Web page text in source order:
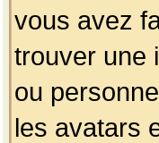
vous avez
trouver une
ou
les avatars